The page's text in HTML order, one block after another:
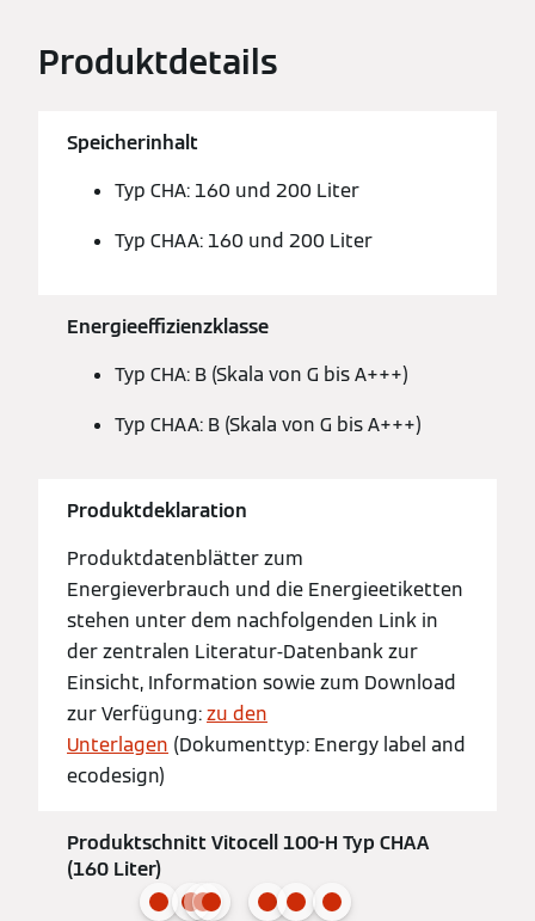
Produktdetails
Speicherinhalt
Typ CHA: 160 und 200 Liter
Typ CHAA: 160 und 200 Liter
Energieeffizienzklasse
Typ CHA: B (Skala von G bis A+++)
Typ CHAA: B (Skala von G bis A+++)
Produktdeklaration
Produktdatenblätter zum
Energieverbrauch und die Energieetiketten
stehen unter dem nachfolgenden Link in
der zentralen Literatur-Datenbank zur
Einsicht, Information sowie zum Download
zur Verfügung:zu den
Unterlagen (Dokumenttyp: Energy label and
ecodesign)
Produktschnitt Vitocell 100-H Typ CHAA
(160 Liter)